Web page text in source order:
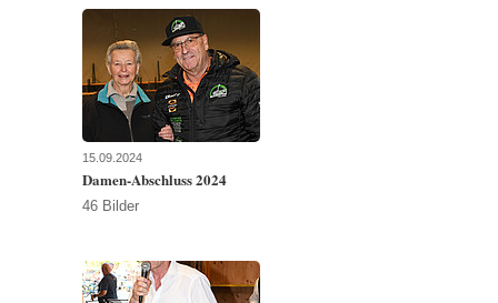
15.09.2024
Damen-Abschluss 2024
46 Bilder